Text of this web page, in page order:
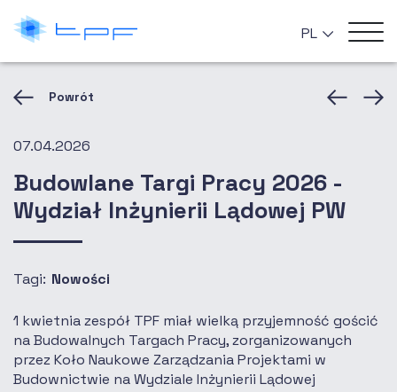
Powrót
07.04.2026
Budowlane Targi Pracy 2026 -
Wydział Inżynierii Lądowej PW
Tagi: Nowości
1 kwietnia zespół TPF miał wielką przyjemność gościć
na Budowalnych Targach Pracy, zorganizowanych
przez Koło Naukowe Zarządzania Projektami w
Budownictwie na Wydziale Inżynierii Lądowej
PL